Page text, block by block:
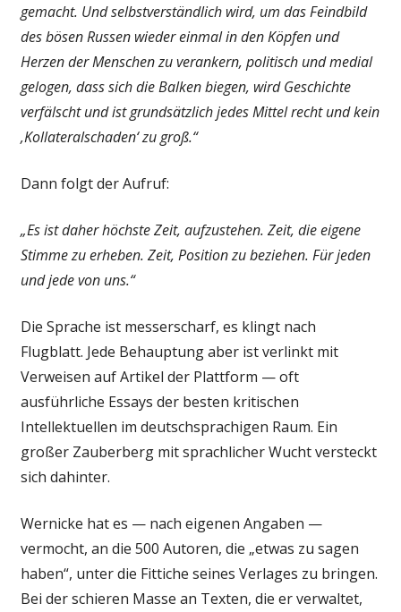
gemacht. Und selbstverständlich wird, um das Feindbild
des bösen Russen wieder einmal in den Köpfen und
Herzen der Menschen zu verankern, politisch und medial
gelogen, dass sich die Balken biegen, wird Geschichte
verfälscht und ist grundsätzlich jedes Mittel recht und kein
‚Kollateralschaden‘ zu groß.“
Dann folgt der Aufruf:
„Es ist daher höchste Zeit, aufzustehen. Zeit, die eigene
Stimme zu erheben. Zeit, Position zu beziehen. Für jeden
und jede von uns.“
Die Sprache ist messerscharf, es klingt nach
Flugblatt. Jede Behauptung aber ist verlinkt mit
Verweisen auf Artikel der Plattform — oft
ausführliche Essays der besten kritischen
Intellektuellen im deutschsprachigen Raum. Ein
großer Zauberberg mit sprachlicher Wucht versteckt
sich dahinter.
Wernicke hat es — nach eigenen Angaben —
vermocht, an die 500 Autoren, die „etwas zu sagen
haben“, unter die Fittiche seines Verlages zu bringen.
Bei der schieren Masse an Texten, die er verwaltet,